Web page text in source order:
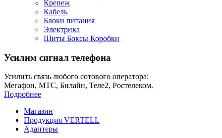
Крепеж
Кабель
Блоки питания
Электрика
Щиты Боксы Коробки
Усилим сигнал телефона
Усилить связь любого сотового оператора:
Мегафон, МТС, Билайн, Теле2, Ростелеком.
Подробнее
Магазин
Продукция VERTELL
Адаптеры